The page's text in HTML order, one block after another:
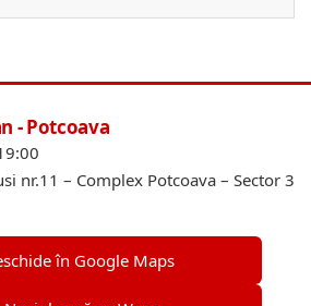
- Potcoava
nr.11 – Complex Potcoava – Sector 3
în Google Maps